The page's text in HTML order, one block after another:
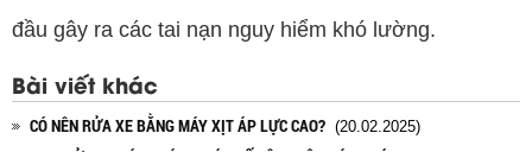
đầu gây ra các tai nạn nguy hiểm khó lường.
Bài viết khác
CÓ NÊN RỬA XE BẰNG MÁY XỊT ÁP LỰC CAO? (20.02.2025)